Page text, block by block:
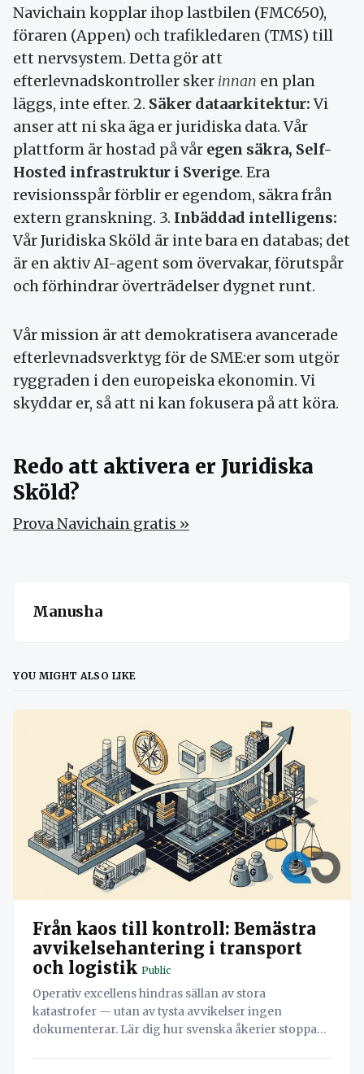
Navichain kopplar ihop lastbilen (FMC650),
föraren (Appen) och trafikledaren (TMS) till
ett nervsystem. Detta gör att
efterlevnadskontroller sker innan en plan
läggs, inte efter. 2. Säker dataarkitektur:Vi
anser att ni ska äga er juridiska data. Vår
plattform är hostad på vår egen säkra, Self-
Hosted infrastruktur i Sverige. Era
revisionsspår förblir er egendom, säkra från
extern granskning. 3. Inbäddad intelligens:
Vår Juridiska Sköld är inte bara en databas; det
är en aktiv AI-agent som övervakar, förutspår
och förhindrar överträdelser dygnet runt.
Vår mission är att demokratisera avancerade
efterlevnadsverktyg för de SME:er som utgör
ryggraden i den europeiska ekonomin. Vi
skyddar er, så att ni kan fokusera på att köra.
Redo att aktivera er Juridiska
Sköld?
Prova Navichain gratis »
Manusha
YOU MIGHT ALSO LIKE
Från kaos till kontroll: Bemästra
avvikelsehantering i transport
och logistik Public
Operativ excellens hindras sällan av stora
katastrofer — utan av tysta avvikelser ingen
dokumenterar. Lär dig hur svenska åkerier stoppar